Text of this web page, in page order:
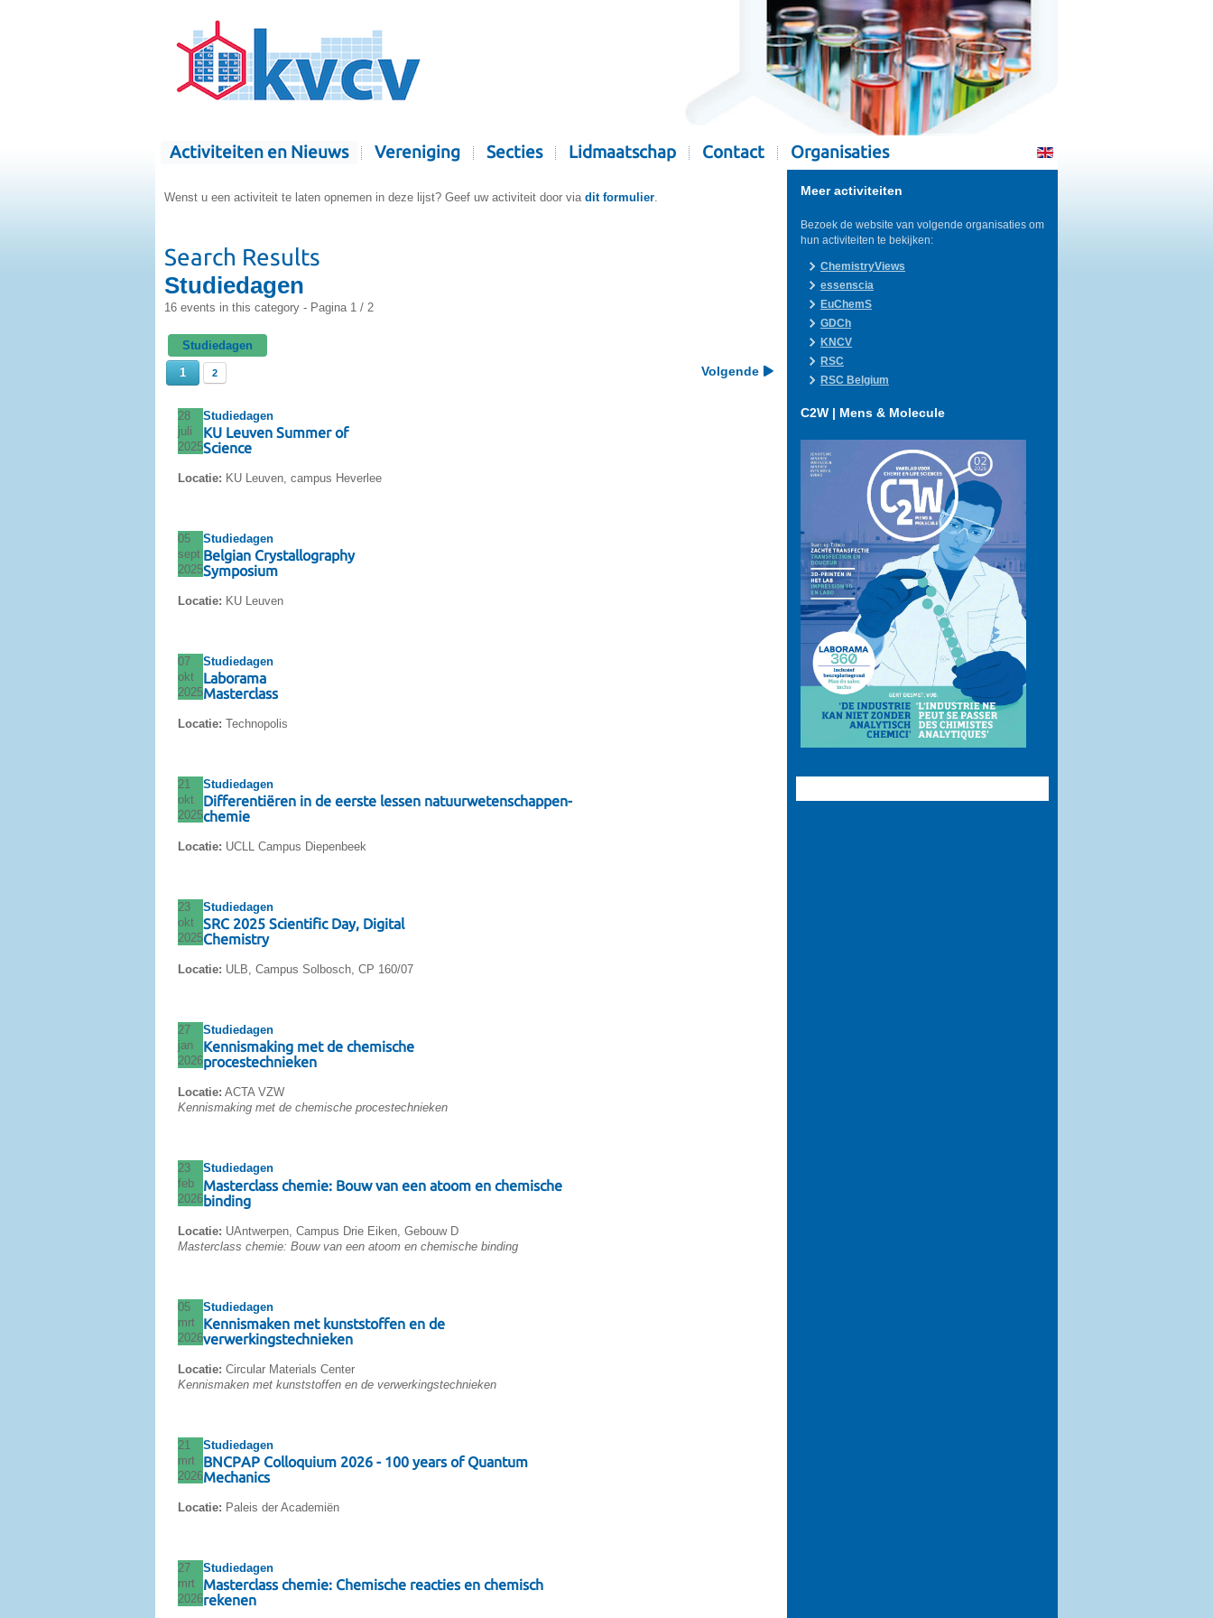
Activiteiten en Nieuws Vereniging Secties Lidmaatschap Contact Organisaties
Wenst u een activiteit te laten opnemen in deze lijst? Geef uw activiteit door via dit formulier.
Search Results
Studiedagen
16 events in this category - Pagina 1 / 2
Studiedagen
1
2 Volgende
28
juli
2025
Studiedagen
KU Leuven Summer of
Science
Locatie: KU Leuven, campus Heverlee
05
sept
2025
Studiedagen
Belgian Crystallography
Symposium
Locatie: KU Leuven
07
okt
2025
Studiedagen
Laborama
Masterclass
Locatie: Technopolis
21
okt
2025
Studiedagen
Differentiëren in de eerste lessen natuurwetenschappen-
chemie
Locatie: UCLL Campus Diepenbeek
23
okt
2025
Studiedagen
SRC 2025 Scientific Day, Digital
Chemistry
Locatie: ULB, Campus Solbosch, CP 160/07
27
jan
2026
Studiedagen
Kennismaking met de chemische
procestechnieken
Locatie: ACTA VZW
Kennismaking met de chemische procestechnieken
23
feb
2026
Studiedagen
Masterclass chemie: Bouw van een atoom en chemische
binding
Locatie: UAntwerpen, Campus Drie Eiken, Gebouw D
Masterclass chemie: Bouw van een atoom en chemische binding
05
mrt
2026
Studiedagen
Kennismaken met kunststoffen en de
verwerkingstechnieken
Locatie: Circular Materials Center
Kennismaken met kunststoffen en de verwerkingstechnieken
21
mrt
2026
Studiedagen
BNCPAP Colloquium 2026 - 100 years of Quantum
Mechanics
Locatie: Paleis der Academiën
27
mrt
2026
Studiedagen
Masterclass chemie: Chemische reacties en chemisch
rekenen
Meer activiteiten
Bezoek de website van volgende organisaties om
hun activiteiten te bekijken:
ChemistryViews
essenscia
EuChemS
GDCh
KNCV
RSC
RSC Belgium
C2W | Mens & Molecule